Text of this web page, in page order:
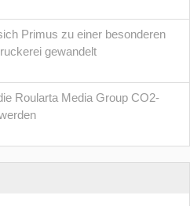
Primus zu einer besonderen
gewandelt
Roularta Media Group CO2-